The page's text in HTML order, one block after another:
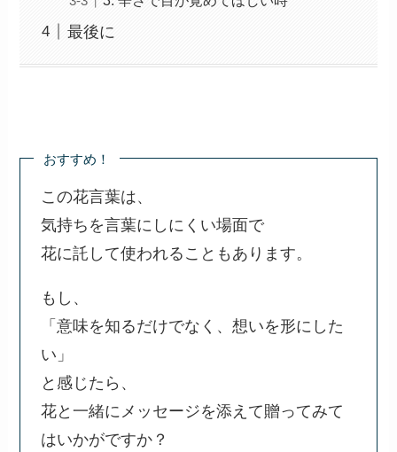
最後に
おすすめ！
この花言葉は、
気持ちを言葉にしにくい場面で
花に託して使われることもあります。
もし、
「意味を知るだけでなく、想いを形にした
い」
と感じたら、
花と一緒にメッセージを添えて贈ってみて
はいかがですか？